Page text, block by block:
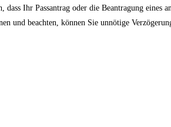
dass Ihr Passantrag oder die Beantragung
und beachten, können Sie unnötige